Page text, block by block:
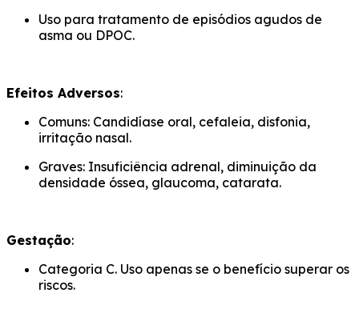
Uso para tratamento de episódios agudos de
asma ou DPOC.
Efeitos Adversos:
Comuns: Candidíase oral, cefaleia, disfonia,
irritação nasal.
Graves: Insuficiência adrenal, diminuição da
densidade óssea, glaucoma, catarata.
Gestação:
Categoria C. Uso apenas se o benefício superar os
riscos.